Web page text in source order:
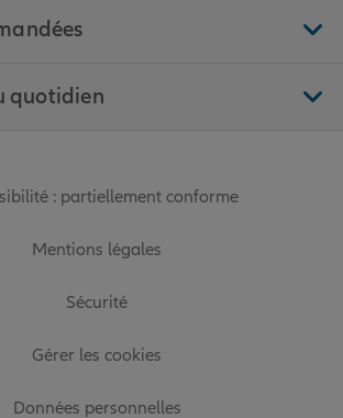
quotidien
: partiellement conforme
Mentions légales
Sécurité
Gérer les cookies
Données personnelles